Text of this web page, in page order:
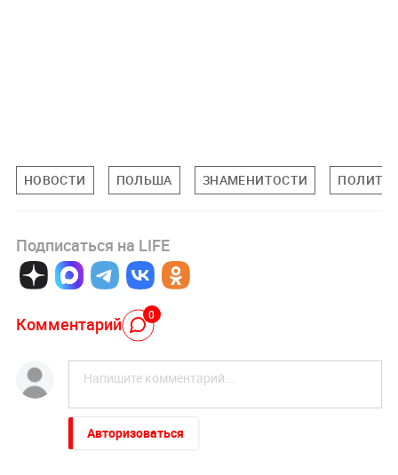
НОВОСТИ ПОЛЬША ЗНАМЕНИТОСТИ
Подписаться на LIFE
Комментарий 0
Авторизоваться